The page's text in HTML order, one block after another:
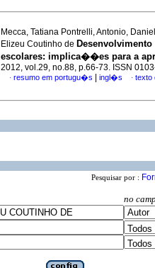
Mecca, Tatiana Pontrelli, Antonio,
Elizeu Coutinho de
escolares: implica��es para a
2012, vol.29, no.88, p.66-73. ISSN
· resumo em portugu�s ingl�s · texto
Pesquisar por :
no